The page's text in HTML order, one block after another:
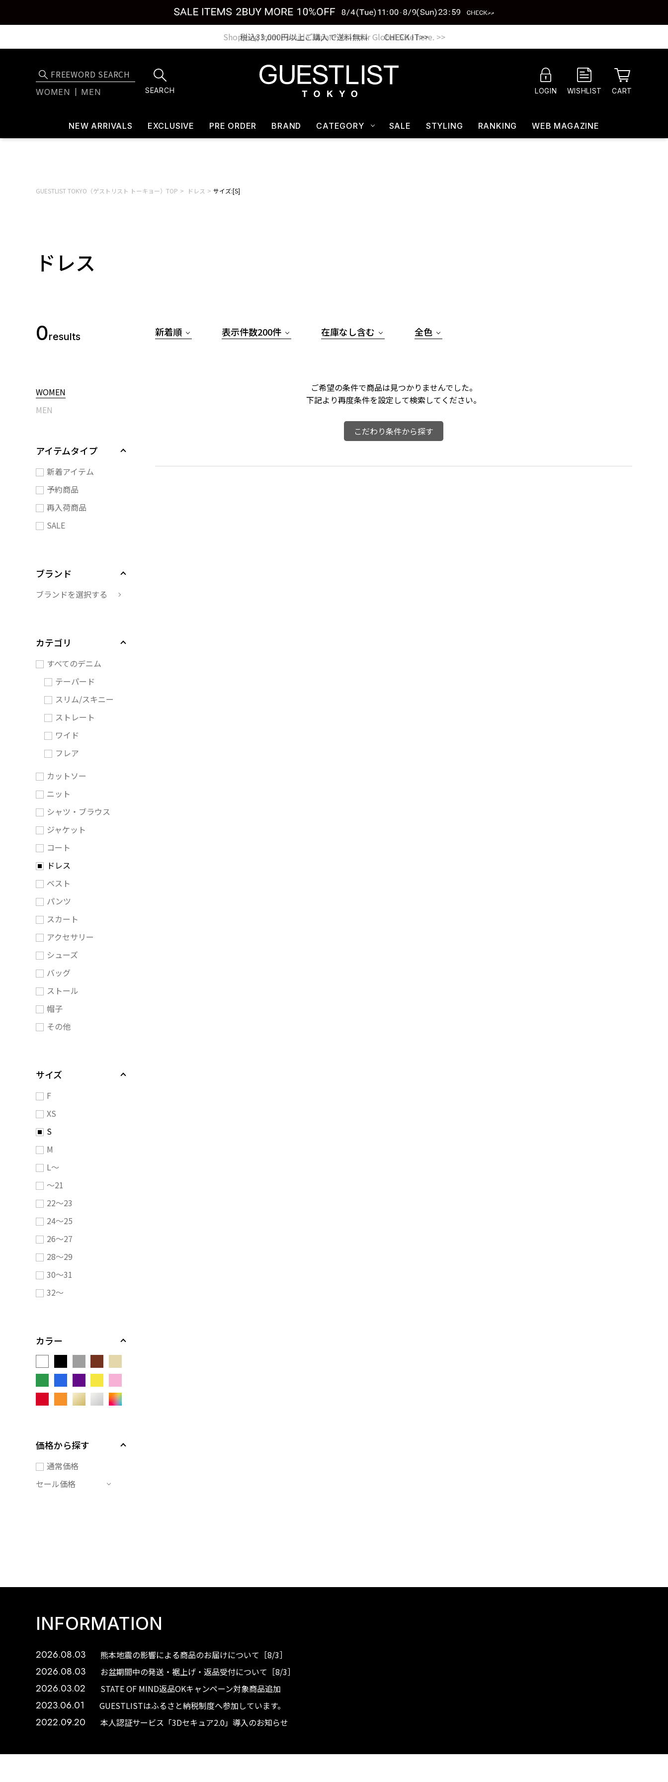
税込33,000円以上ご購入で送料無料 CHECK IT>>
WOMEN MEN SEARCH LOGIN WISHLIST CART
NEW ARRIVALS EXCLUSIVE PRE ORDER BRAND CATEGORY SALE STYLING RANKING WEB MAGAZINE
GUESTLIST TOKYO（ゲストリスト トーキョー）TOP ドレス サイズ:[S]
ドレス
0results
WOMEN
MEN
アイテムタイプ
新着アイテム
予約商品
再入荷商品
SALE
ブランド
ブランドを選択する
カテゴリ
すべてのデニム
テーパード
スリム/スキニー
ストレート
ワイド
フレア
カットソー
ニット
シャツ・ブラウス
ジャケット
コート
ドレス
ベスト
パンツ
スカート
アクセサリー
シューズ
バッグ
ストール
帽子
その他
サイズ
F
XS
S
M
L～
～21
22～23
24～25
26～27
28～29
30～31
32～
カラー
価格から探す
通常価格
セール価格
新着順 表示件数200件 在庫なし含む 全色
ご希望の条件で商品は見つかりませんでした。
下記より再度条件を設定して検索してください。
こだわり条件から探す
INFORMATION
2026.08.03 熊本地震の影響による商品のお届けについて［8/3］
2026.08.03 お盆期間中の発送・裾上げ・返品受付について［8/3］
2026.03.02 STATE OF MIND返品OKキャンペーン対象商品追加
2023.06.01 GUESTLISTはふるさと納税制度へ参加しています。
2022.09.20 本人認証サービス「3Dセキュア2.0」導入のお知らせ